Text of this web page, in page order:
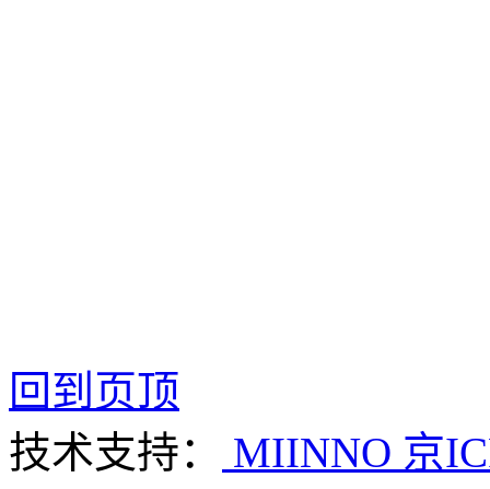
回到页顶
技术支持：
MIINNO 京